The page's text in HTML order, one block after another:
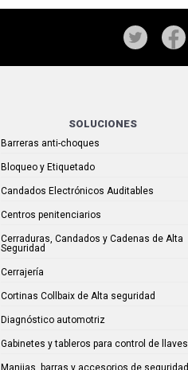
SOLUCIONES
Barreras anti-choques
Bloqueo y Etiquetado
Candados Electrónicos Auditables
Centros penitenciarios
Cerraduras, Candados y Cadenas de Alta
Seguridad
Cerrajería
Cortinas Collbaix de Alta seguridad
Diagnóstico automotriz
Gabinetes y tableros para control de llaves
Manijas, barras y accesorios de seguridad